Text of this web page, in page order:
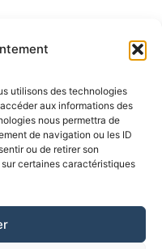
utilisons des technologies
aux informations des
nous permettra de
de navigation ou les ID
ou de retirer son
certaines caractéristiques